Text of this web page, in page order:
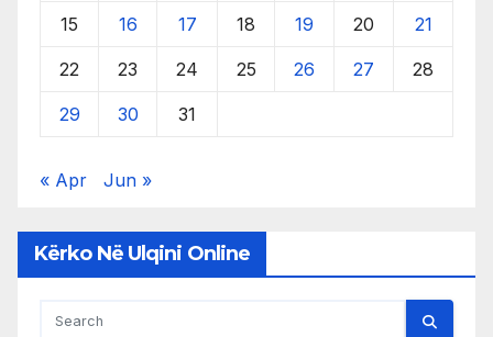
15 16 17 18 19 20 21
22 23 24 25 26 27 28
29 30 31
« Apr Jun »
Kërko Në Ulqini Online